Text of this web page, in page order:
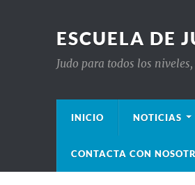
ESCUELA DE
Judo para todos los
INICIO NOTICIAS
CONTACTA CON